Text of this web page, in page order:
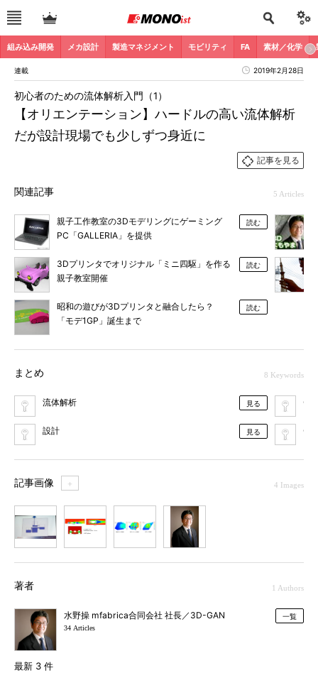
組み込み開発 メカ設計 製造マネジメント モビリティ FA 素材／化学
連載 2019年2月28日
【オリエンテーション】ハードルの高い流体解析
だが設計現場でも少しずつ身近に
初心者のための流体解析入門（1）
記事を見る
関連記事 5 Articles
親子工作教室の3Dモデリングにゲーミング
PC「GALLERIA」を提供
読む
3Dプリンタでオリジナル「ミニ四駆」を作る
親子教室開催
読む
昭和の遊びが3Dプリンタと融合したら？
「モデ1GP」誕生まで
読む
まとめ 8 Keywords
流体解析 見る
設計 見る
記事画像 ＋ 4 Images
著者 1 Authors
水野操 mfabrica合同会社 社長／3D-GAN
34 Articles
一覧
最新 3 件